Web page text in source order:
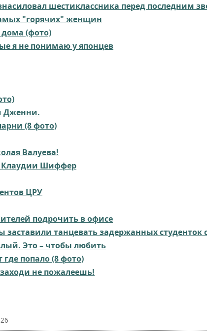
шестиклассника перед последним
"горячих" женщин
дома (фото)
я не понимаю у японцев
Дженни.
(8 фото)
Валуева!
Клаудии Шиффер
ЦРУ
подрочить в офисе
танцевать задержанных студенток
Это – чтобы любить
попало (8 фото)
не пожалеешь!